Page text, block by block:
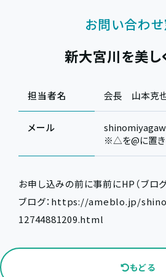
お問い合わ
新大宮川を美し
担当者名 会長 山本克
メール
※△を@に置き
お申し込みの前に事前にHP（ブログ
ブログ：https://ameblo.jp/
12744881209.html
もどる